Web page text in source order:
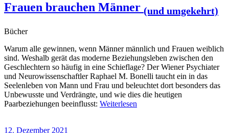
Frauen brauchen Männer (und umgekehrt)
Bücher
Warum alle gewinnen, wenn Männer männlich und Frauen weiblich
sind. Weshalb gerät das moderne Beziehungsleben zwischen den
Geschlechtern so häufig in eine Schieflage? Der Wiener Psychiater
und Neurowissenschaftler Raphael M. Bonelli taucht ein in das
Seelenleben von Mann und Frau und beleuchtet dort besonders das
Unbewusste und Verdrängte, und wie dies die heutigen
Paarbeziehungen beeinflusst: Weiterlesen
12. Dezember 2021